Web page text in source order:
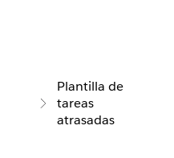
Plantilla de
tareas
atrasadas